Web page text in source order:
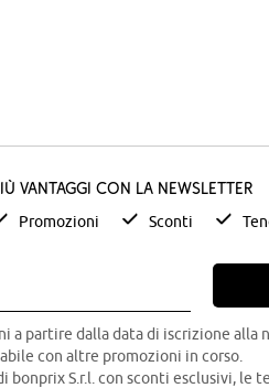
vantaggi con la newsletter
Promozioni Sconti
a partire dalla data di iscrizione alla
con altre promozioni in corso.
bonprix S.r.l. con sconti esclusivi, le